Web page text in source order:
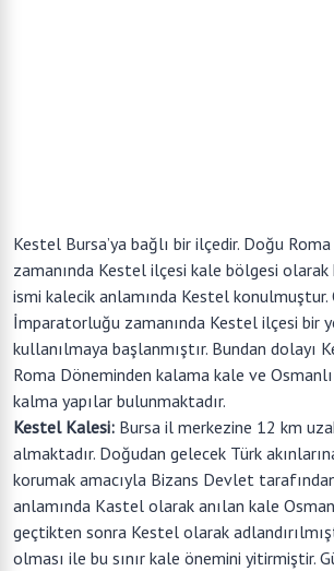
Kestel Bursa’ya bağlı bir ilçedir. Doğu
zamanında Kestel ilçesi kale bölgesi olarak
ismi kalecik anlamında Kestel konulmuştur.
İmparatorluğu zamanında Kestel ilçesi bir
kullanılmaya başlanmıştır. Bundan dolayı
Roma Döneminden kalama kale ve
kalma yapılar bulunmaktadır.
Kestel Kalesi: Bursa il merkezine 12 km
almaktadır. Doğudan gelecek Türk
korumak amacıyla Bizans Devlet
anlamında Kastel olarak anılan kale
geçtikten sonra Kestel olarak
olması ile bu sınır kale önemini yitirmiştir.